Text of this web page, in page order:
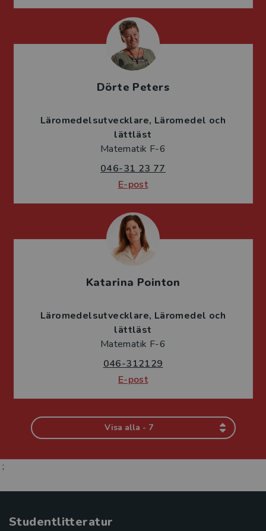
Dörte Peters
Läromedelsutvecklare Läromedel och
lättläst
Matematik F-6
046-31 23 77
E-post
Katarina Pointon
Läromedelsutvecklare Läromedel och
lättläst
Matematik F-6
046-312129
E-post
Visa alla - 7
;
Studentlitteratur